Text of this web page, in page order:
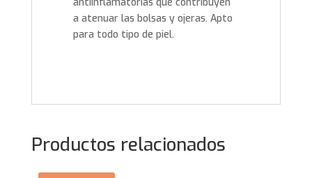
antiinflamatorias que contribuyen
a atenuar las bolsas y ojeras. Apto
para todo tipo de piel.
Productos relacionados